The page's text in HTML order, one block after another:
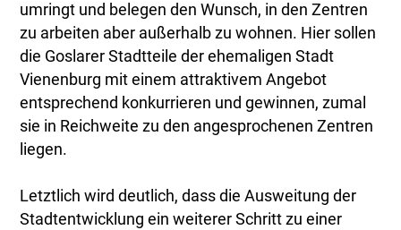
umringt und belegen den Wunsch, in den Zentren
zu arbeiten aber außerhalb zu wohnen. Hier sollen
die Goslarer Stadtteile der ehemaligen Stadt
Vienenburg mit einem attraktivem Angebot
entsprechend konkurrieren und gewinnen, zumal
sie in Reichweite zu den angesprochenen Zentren
liegen.
Letztlich wird deutlich, dass die Ausweitung der
Stadtentwicklung ein weiterer Schritt zu einer